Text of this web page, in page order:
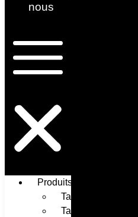
nous
Produits
Tableaux
Tableaux